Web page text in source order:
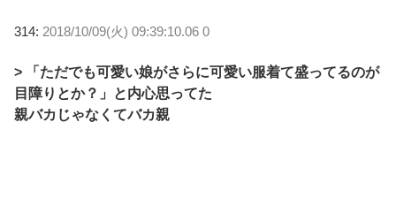
314: 2018/10/09(火) 09:39:10.06 0
> 「ただでも可愛い娘がさらに可愛い服着て盛ってるのが
目障りとか？」と内心思ってた
親バカじゃなくてバカ親